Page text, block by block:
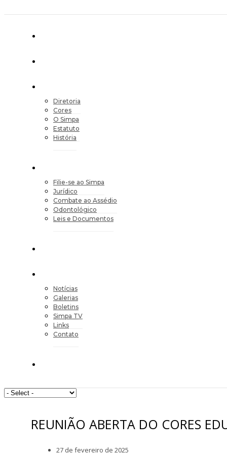
Diretoria
Cores
O Simpa
Estatuto
História
Filie-se ao Simpa
Jurídico
Combate ao Assédio
Odontológico
Leis e Documentos
Notícias
Galerias
Boletins
Simpa TV
Links
Contato
REUNIÃO ABERTA DO CORES
27 de fevereiro de 2025